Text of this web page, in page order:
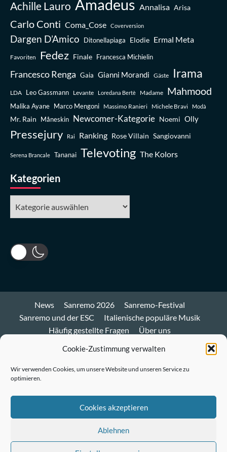
Cookie-Zustimmung verwalten
Wir verwenden Cookies, um unsere Website und unseren Service zu
optimieren.
Cookies akzeptieren
Ablehnen
Achille Lauro Amadeus Annalisa Arisa
Carlo Conti Coma_Cose Coverversion
Dargen D’Amico Ditonellapiaga Elodie Ermal Meta
Favoriten Fedez Finale Francesca Michielin
Francesco Renga Gaia Gianni Morandi Gäste Irama
LDA Leo Gassmann Levante Loredana Bertè Madame Mahmood
Malika Ayane Marco Mengoni Massimo Ranieri Michele Bravi Modà
Mr. Rain Måneskin Newcomer-Kategorie Noemi Olly
Pressejury Rai Ranking Rose Villain Sangiovanni
Serena Brancale Tananai Televoting The Kolors
Kategorien
News Sanremo 2026
Sanremo-Festival
Sanremo und der ESC
Italienische populäre Musik
Häufig gestellte Fragen
Über uns
Mastodon
Twitter
LinkedIn